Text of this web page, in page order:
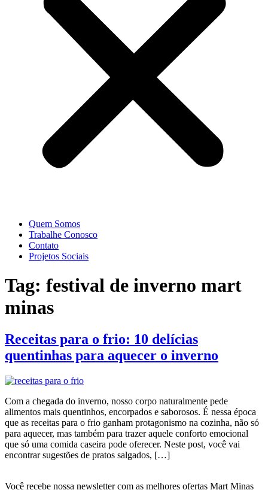
Quem Somos
Trabalhe Conosco
Contato
Projetos Sociais
Tag: festival de inverno mart
minas
Receitas para o frio: 10 delícias
quentinhas para aquecer o inverno
Com a chegada do inverno, nosso corpo naturalmente pede
alimentos mais quentinhos, encorpados e saborosos. É nessa época
que as receitas para o frio ganham protagonismo na cozinha, não só
para aquecer, mas também para trazer aquele conforto emocional
que só uma comida caseira pode oferecer. Neste post, você vai
encontrar sugestões de pratos salgados, […]
Você recebe nossa newsletter com as melhores ofertas Mart Minas